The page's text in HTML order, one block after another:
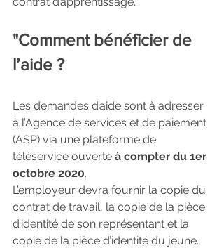
"Comment bénéficier de
l’aide ?
Les demandes d’aide sont à adresser
à l’Agence de services et de paiement
(ASP) via une plateforme de
téléservice ouverte à compter du 1er
octobre 2020.
L’employeur devra fournir la copie du
contrat de travail, la copie de la pièce
d’identité de son représentant et la
copie de la pièce d’identité du jeune.